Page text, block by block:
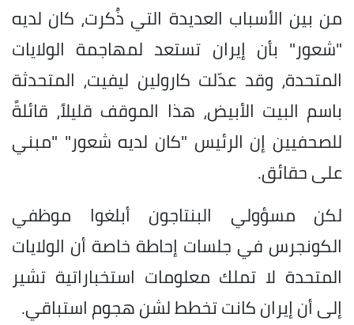
من بين الأسباب العديدة التي ذُكرت، كان لديه
"شعور" بأن إيران تستعد لمهاجمة الولايات
المتحدة، وقد عدّلت كارولين ليفيت، المتحدثة
باسم البيت الأبيض، هذا الموقف قليلاً، قائلةً
للصحفيين إن الرئيس "كان لديه شعور" "مبني
على حقائق.
لكن مسؤولي البنتاجون أبلغوا موظفي
الكونجرس في جلسات إحاطة خاصة أن الولايات
المتحدة لا تملك معلومات استخباراتية تشير
إلى أن إيران كانت تخطط لشن هجوم استباقي.